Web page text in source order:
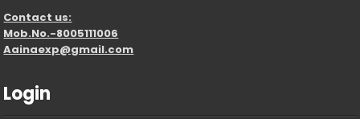
Contact us:
Mob.No.-8005111006
Aainaexp@gmail.com
Login